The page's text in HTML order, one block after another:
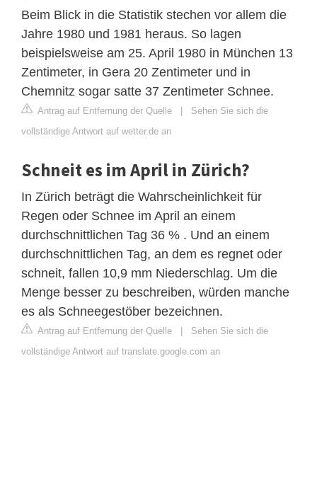
Beim Blick in die Statistik stechen vor allem die
Jahre 1980 und 1981 heraus. So lagen
beispielsweise am 25. April 1980 in München 13
Zentimeter, in Gera 20 Zentimeter und in
Chemnitz sogar satte 37 Zentimeter Schnee.
Antrag auf Entfernung der Quelle | Sehen Sie sich die
vollständige Antwort auf wetter.de an
Schneit es im April in Zürich?
In Zürich beträgt die Wahrscheinlichkeit für
Regen oder Schnee im April an einem
durchschnittlichen Tag 36 % . Und an einem
durchschnittlichen Tag, an dem es regnet oder
schneit, fallen 10,9 mm Niederschlag. Um die
Menge besser zu beschreiben, würden manche
es als Schneegestöber bezeichnen.
Antrag auf Entfernung der Quelle | Sehen Sie sich die
vollständige Antwort auf translate.google.com an